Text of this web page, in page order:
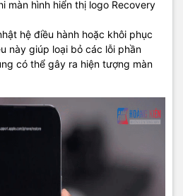
màn hình hiển thị logo Recovery
hệ điều hành hoặc khôi phục
này giúp loại bỏ các lỗi phần
có thể gây ra hiện tượng màn